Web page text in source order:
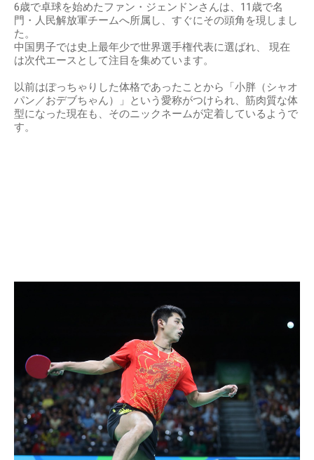
6歳で卓球を始めたファン・ジェンドンさんは、11歳で名
門・人民解放軍チームへ所属し、すぐにその頭角を現しまし
た。
中国男子では史上最年少で世界選手権代表に選ばれ、 現在
は次代エースとして注目を集めています。
以前はぽっちゃりした体格であったことから「小胖（シャオ
パン／おデブちゃん）」という愛称がつけられ、筋肉質な体
型になった現在も、そのニックネームが定着しているようで
す。